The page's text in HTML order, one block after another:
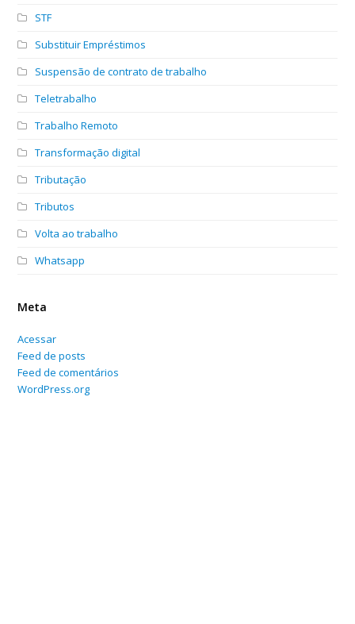
STF
Substituir Empréstimos
Suspensão de contrato de trabalho
Teletrabalho
Trabalho Remoto
Transformação digital
Tributação
Tributos
Volta ao trabalho
Whatsapp
Meta
Acessar
Feed de posts
Feed de comentários
WordPress.org